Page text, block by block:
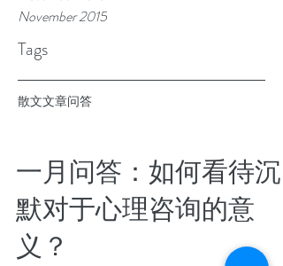
November 2015
Tags
散文文章问答
一月问答：如何看待沉
默对于心理咨询的意
义？